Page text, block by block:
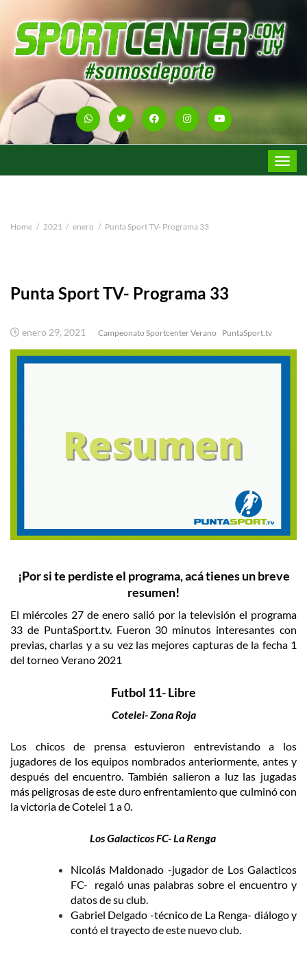
Toggle
Home 2021 enero Punta Sport TV- Programa 33
Punta Sport TV- Programa 33
enero 29, 2021 Campeonato Sportcenter Verano PuntaSport.tv
¡Por si te perdiste el programa, acá tienes un breve
resumen!
El miércoles 27 de enero salió por la televisión el programa
33 de PuntaSport.tv. Fueron 30 minutos interesantes con
previas, charlas y a su vez las mejores capturas de la fecha 1
del torneo Verano 2021
Futbol 11- Libre
Cotelei- Zona Roja
Los chicos de prensa estuvieron entrevistando a los
jugadores de los equipos nombrados anteriormente, antes y
después del encuentro. También salieron a luz las jugadas
más peligrosas de este duro enfrentamiento que culminó con
la victoria de Cotelei 1 a 0.
Los Galacticos FC- La Renga
Nicolás Maldonado -jugador de Los Galacticos
FC- regaló unas palabras sobre el encuentro y
datos de su club.
Gabriel Delgado -técnico de La Renga- diálogo y
contó el trayecto de este nuevo club.